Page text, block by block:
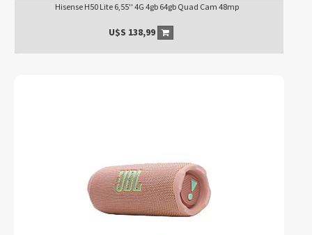
Hisense H50 Lite 6,55'' 4G 4gb 64gb Quad Cam 48mp
U$S 138,99